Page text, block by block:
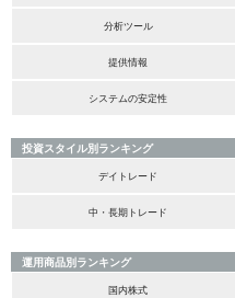
分析ツール
提供情報
システムの安定性
投資スタイル別ランキング
デイトレード
中・長期トレード
運用商品別ランキング
国内株式